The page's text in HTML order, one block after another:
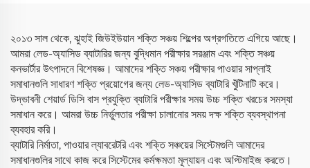
২০১৩ সাল থেকে, ঝুহাই জিউইউয়ান শক্তি সঞ্চয় শিল্পের অগ্রগতিতে এগিয়ে আছে।
আমরা লেড-অ্যাসিড ব্যাটারির জন্য বুদ্ধিমান পরীক্ষার সরঞ্জাম এবং শক্তি সঞ্চয়
কনভার্টার উৎপাদনে বিশেষজ্ঞ। আমাদের শক্তি সঞ্চয় পরীক্ষার পাওয়ার সাপ্লাই
সমাধানগুলি সাধারণ শক্তি প্রয়োগের জন্য লেড-অ্যাসিড ব্যাটারি খুঁটিনাটি করে।
উদ্ভাবনী শেয়ার্ড ডিসি বাস প্রযুক্তি ব্যাটারি পরীক্ষার সময় উচ্চ শক্তি খরচের সমস্যা
সমাধান করে। আমরা উচ্চ নির্ভুলতার পরীক্ষা চালানোর সময় দক্ষ শক্তি ব্যবস্থাপনা
ব্যবহার করি।
ব্যাটারি নির্মাতা, পাওয়ার ল্যাবরেটরি এবং শক্তি সঞ্চয়ের সিস্টেমগুলি আমাদের
সমাধানগুলির সাথে কাজ করে সিস্টেমের কর্মক্ষমতা মূল্যায়ন এবং অপ্টিমাইজ করতে।